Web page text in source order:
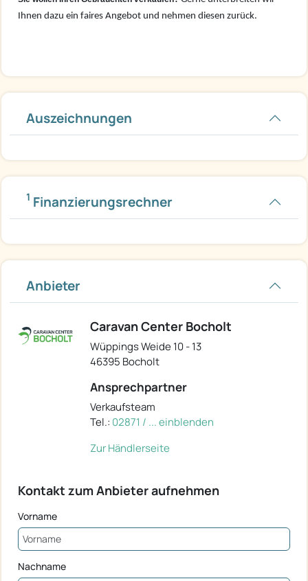
Ihnen dazu ein faires Angebot und nehmen diesen zurück.
Auszeichnungen
1 Finanzierungsrechner
Anbieter
Caravan Center Bocholt
Wüppings Weide 10 - 13
46395 Bocholt
Ansprechpartner
Verkaufsteam
Tel.: 02871 / ... einblenden
Zur Händlerseite
Kontakt zum Anbieter aufnehmen
Vorname
Nachname